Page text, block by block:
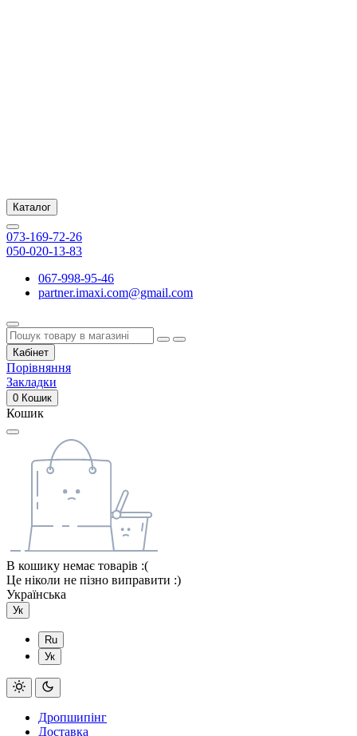
Каталог
073-169-72-26
050-020-13-83
067-998-95-46
partner.imaxi.com@gmail.com
Кабінет
Порівняння
Закладки
0 Кошик
Кошик
В кошику немає товарів :(
Це ніколи не пізно виправити :)
Українська
Ук
Ru
Ук
Дропшипінг
Доставка